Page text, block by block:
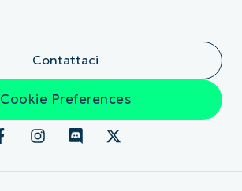
Contattaci
Cookie Preferences